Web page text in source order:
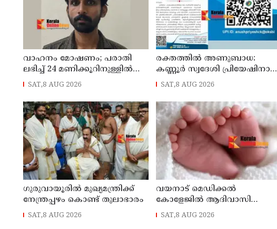
വാഹനം മോഷണം; പരാതി
ലഭിച്ച് 24 മണിക്കൂറിനുള്ളിൽ
പ്രതി ന്യൂ മാഹി പോലീസിന്റെ
പിടിയിൽ
SAT,8 AUG 2026
രക്തത്തിൽ അണുബാധ:
കണ്ണൂർ സ്വദേശി പ്രിയേഷിനായി
ചികിത്സാ സഹായം തേടുന്നു
SAT,8 AUG 2026
ഗുരുവായൂരിൽ മുഖ്യമന്ത്രിക്ക്
നേന്ത്രപ്പഴം കൊണ്ട് തുലാഭാരം
SAT,8 AUG 2026
വയനാട് മെഡിക്കല്‍
കോളേജില്‍ ആദിവാസി
യുവതി ശുചിമുറിയില്‍
SAT,8 AUG 2026